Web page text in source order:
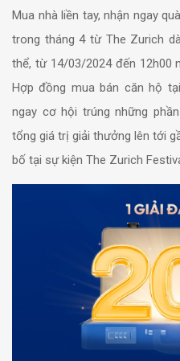
Mua nhà liền tay, nhận ngay
trong tháng 4 từ The Zurich
thể, từ 14/03/2024 đến 12h00
Hợp đồng mua bán căn hộ
ngay cơ hội trúng những
tổng giá trị giải thưởng lên tới
bố tại sự kiện The Zurich